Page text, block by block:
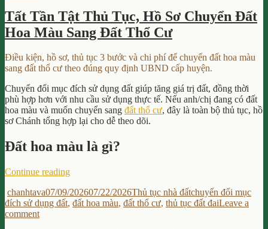
Thủ
Tục
Bán
Cho
Người
Vay
Ngân
Hàng”
Dẫn
8
Bước
Hiện
Thủ
Bán
Nhà
Cho
Người
Ngân
Tất Tần Tật Thủ Tục, Hồ Sơ Chuyển Đất
Hoa Màu Sang Đất Thổ Cư
Điều kiện, hồ sơ, thủ tục 3 bước và chi phí để chuyển đất hoa màu
sang đất thổ cư theo đúng quy định UBND cấp huyện.
Chuyển đổi mục đích sử dụng đất giúp tăng giá trị đất, đồng thời
phù hợp hơn với nhu cầu sử dụng thực tế. Nếu anh/chị đang có đất
hoa màu và muốn chuyển sang đất thổ cư, đây là toàn bộ thủ tục, hồ
sơ Chánh tổng hợp lại cho dễ theo dõi.
Đất hoa màu là gì?
Continue reading“Tất
Tật
Thủ
Author
chanhtavaPosted
on
07/09/202607/22/2026Categories
Thủ tục nhà đấtTags
chuyển đổi mục
đích sử dụng đất, đất hoa màu, đất thổ cư, thủ tục đất đaiLeave a
commenton